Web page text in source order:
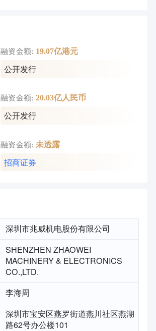
融资金额: 19.07亿港元
公开发行
融资金额: 20.03亿人民币
公开发行
融资金额: 未透露
招商证券
深圳市兆威机电股份有限公司
SHENZHEN ZHAOWEI
MACHINERY & ELECTRONICS
CO.,LTD.
李海周
深圳市宝安区燕罗街道燕川社区燕湖
路62号办公楼101